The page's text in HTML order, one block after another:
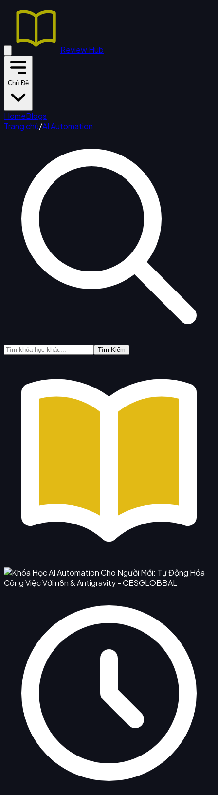
Review Hub
Chủ Đề
HomeBlogs
Trang chủ/AI Automation
Tìm Kiếm